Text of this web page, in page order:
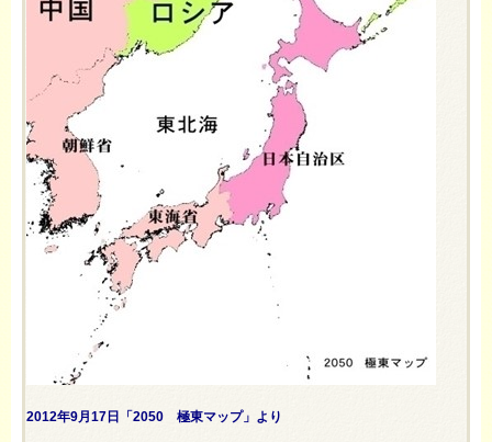
2012年9月17日「2050 極東マップ」より